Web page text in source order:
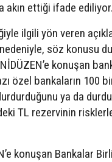
akın ettiği ifade ediliyor.
ilgili yön veren
söz konusu
konuşan
özel bankaların 100
ya da
TL rezervinin
konuşan Bankalar